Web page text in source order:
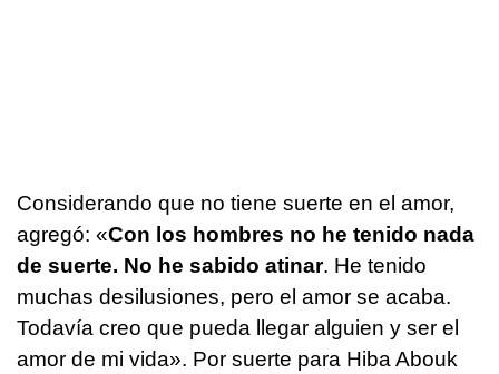
Considerando que no tiene suerte en el amor,
agregó: «Con los hombres no he tenido nada
de suerte. No he sabido atinar. He tenido
muchas desilusiones, pero el amor se acaba.
Todavía creo que pueda llegar alguien y ser el
amor de mi vida». Por suerte para Hiba Abouk